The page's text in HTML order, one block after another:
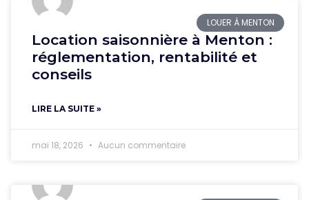
LOUER À MENTON
Location saisonnière à Menton :
réglementation, rentabilité et
conseils
LIRE LA SUITE »
mai 18, 2026 Aucun commentaire